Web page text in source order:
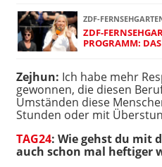
ZDF-
ZDF-
PROGRAMM:
Zejhun: Ich habe mehr
gewonnen, die diesen
Umständen diese
Stunden oder mit
TAG24: Wie gehst du mit
auch schon mal heftiger